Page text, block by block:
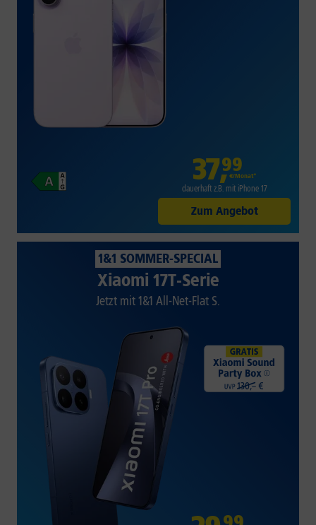
37,99
€/Monat*
dauerhaft z.B. mit iPhone 17
Zum Angebot
1&1 SOMMER-SPECIAL
Xiaomi 17T-Serie
Jetzt mit 1&1 All-Net-Flat S.